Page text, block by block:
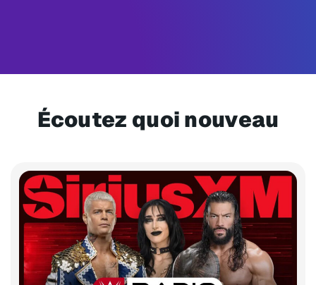
Écoutez quoi nouveau